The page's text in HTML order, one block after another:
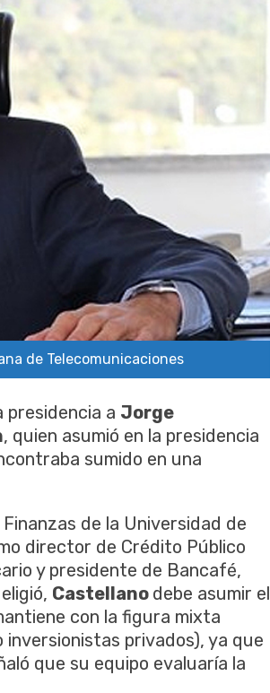
de Telecomunicaciones
presidencia a Jorge
, quien asumió en la presidencia
sumido en una
de la Universidad de
director de Crédito Público
y presidente de Bancafé,
Castellano debe asumir el
con la figura mixta
inversionistas privados), ya que
que su equipo evaluaría la